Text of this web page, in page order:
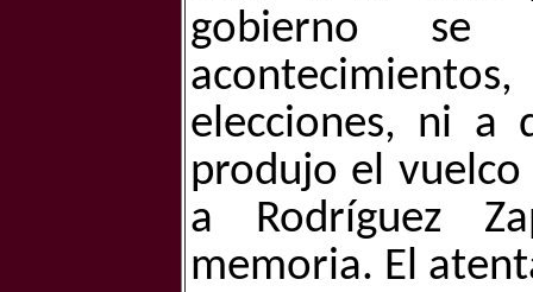
gobierno se
elecciones, ni a
produjo el
a Rodríguez
memoria. El